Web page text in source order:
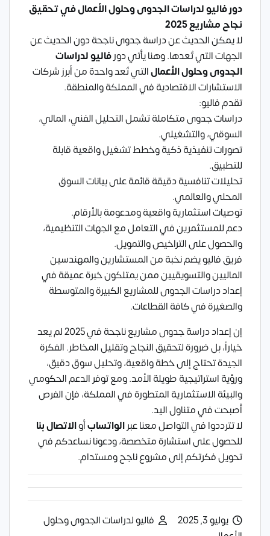
دور فاليو لدراسات الجدوى وحلول الأعمال في تحقيق
نجاح مشاريع 2025
لا يمكن الحديث عن دراسة جدوى ناجحة دون الحديث عن
الجهات التي تُعدها. وهنا يأتي دورفاليو لدراسات
الجدوى وحلول الأعمالالتي تُعد واحدة من أبرز شركات
الاستشارات الاقتصادية في المملكة والمنطقة.
تقدم فاليو:
دراسات جدوى متكاملة تشمل التحليل الفني، المالي،
السوقي، والتشغيلي.
تصورات تنفيذية ذكية وخطط تشغيل واقعية قابلة
للتطبيق.
تحليلات تنافسية دقيقة قائمة على بيانات السوق
المحلي والعالمي.
توصيات استثمارية واقعية ومدعومة بالأرقام.
دعم للمستثمرين في التعامل مع الجهات التنظيمية،
والحصول على التراخيص والتمويل.
فريق فاليو يضم نخبة من المستشارين والمهندسين
الماليين والتسويقيين ممن يمتلكون خبرة عميقة في
إعداد دراسات الجدوى للمشاريع الكبيرة والمتوسطة
والصغيرة في كافة القطاعات.
إن إعداد دراسة جدوى مشاريع ناجحة في 2025 لم يعد
خياراً، بل ضرورة لتحقيق النجاح وتقليل المخاطر. الفكرة
الجيدة تحتاج إلى خطة واقعية، وتحليل سوق دقيق،
ورؤية استراتيجية طويلة الأمد. ومع توفر الدعم الحكومي
والبيئة الاستثمارية المتطورة في المملكة، فإن الفرص
أصبحت في متناول اليد.
لا تترددوا في التواصل معنا عبرالواتسابأوالاتصال بنا
للحصول على استشارة متخصصة، ودعونا نساعدكم في
تحويل فكرتكم إلى مشروع ناجح ومستدام.
يوليو 3, 2025
فاليو لدراسات الجدوى وحلول